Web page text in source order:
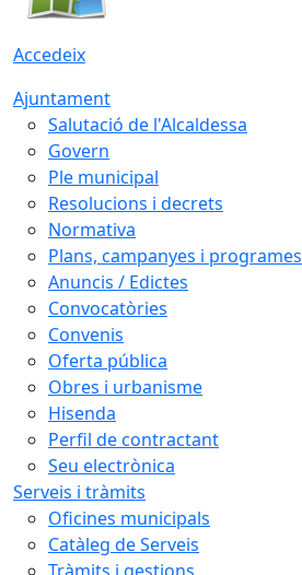
Accedeix
Ajuntament
Salutació de l'Alcaldessa
Govern
Ple municipal
Resolucions i decrets
Normativa
Plans, campanyes i programes
Anuncis / Edictes
Convocatòries
Convenis
Oferta pública
Obres i urbanisme
Hisenda
Perfil de contractant
Seu electrònica
Serveis i tràmits
Oficines municipals
Catàleg de Serveis